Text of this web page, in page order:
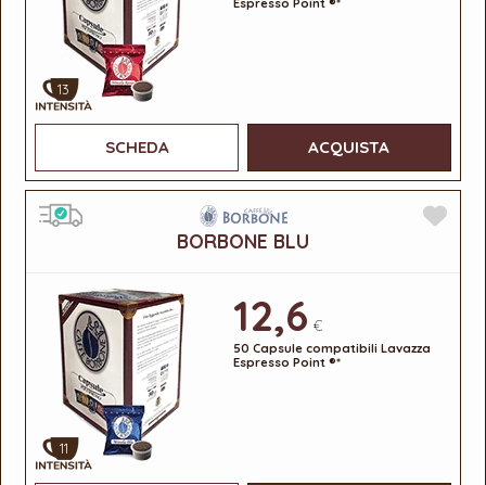
13
Espresso Point ®*
SCHEDA ACQUISTA
BORBONE BLU
11
12,6 €
50 Capsule compatibili Lavazza
Espresso Point ®*